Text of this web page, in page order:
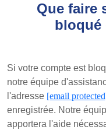
Que faire
bloqué
Si votre compte est
notre équipe
l'adresse [email
enregistrée. Notre
apportera l'aide